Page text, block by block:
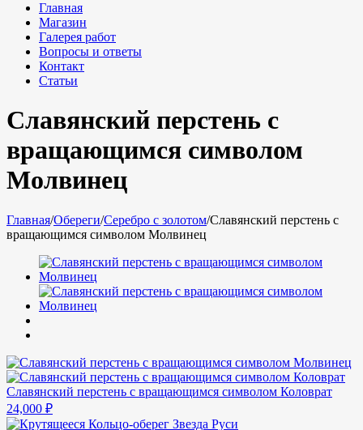
Главная
Магазин
Галерея работ
Вопросы и ответы
Контакт
Статьи
Славянский перстень с
вращающимся символом
Молвинец
Главная/Обереги/Серебро с золотом/Славянский перстень с
вращающимся символом Молвинец
Славянский перстень с вращающимся символом Коловрат
24,000 ₽